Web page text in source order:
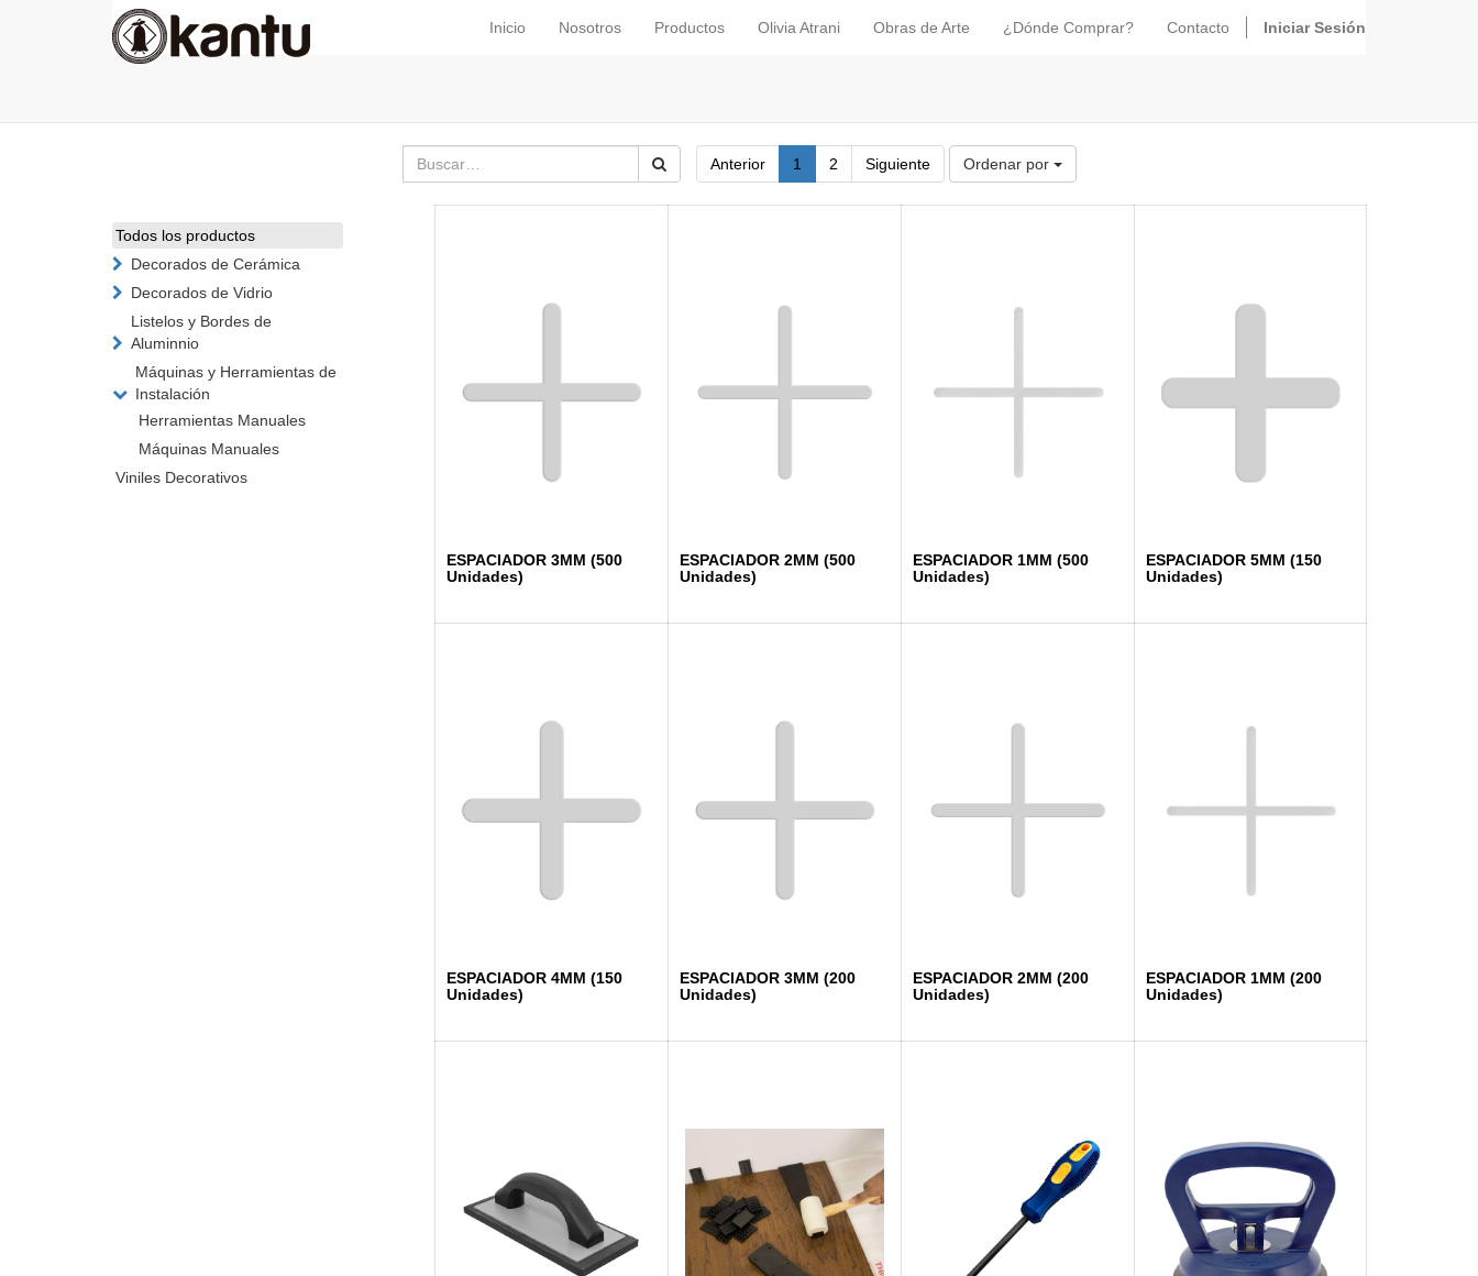
Inicio Nosotros Productos Olivia Atrani Obras de Arte ¿Dónde Comprar? Contacto Iniciar Sesión
Anterior 1 2 Siguiente Ordenar por
Todos los productos
Decorados de Cerámica
Decorados de Vidrio
Listelos y Bordes de
Aluminnio
Máquinas y Herramientas de
Instalación
Herramientas Manuales
Máquinas Manuales
Viniles Decorativos
ESPACIADOR 3MM (500
Unidades)
ESPACIADOR 2MM (500
Unidades)
ESPACIADOR 1MM (500
Unidades)
ESPACIADOR 5MM (150
Unidades)
ESPACIADOR 4MM (150
Unidades)
ESPACIADOR 3MM (200
Unidades)
ESPACIADOR 2MM (200
Unidades)
ESPACIADOR 1MM (200
Unidades)